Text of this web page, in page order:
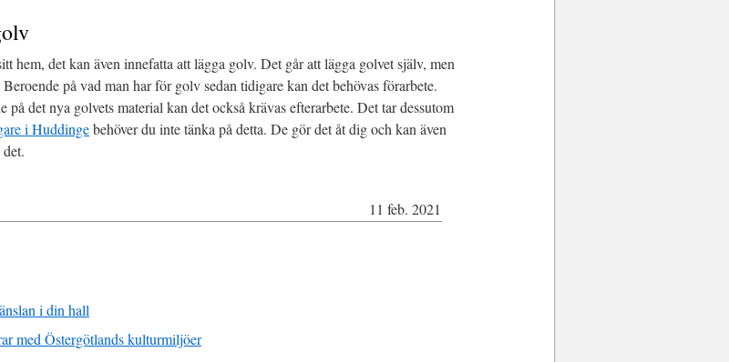
hem, det kan även innefatta att lägga golv. Det går att lägga golvet själv, men
på vad man har för golv sedan tidigare kan det behövas förarbete.
på det nya golvets material kan det också krävas efterarbete. Det tar dessutom
i Huddingebehöver du inte tänka på detta. De gör det åt dig och kan även
11 feb. 2021
i din hall
med Östergötlands kulturmiljöer